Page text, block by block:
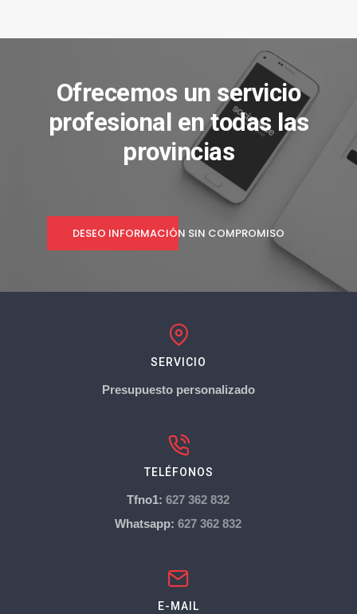
Ofrecemos un servicio
profesional en todas las
provincias
DESEO INFORMACIÓN SIN COMPROMISO
SERVICIO
Presupuesto personalizado
TELÉFONOS
Tfno1:627 362 832
Whatsapp:627 362 832
E-MAIL